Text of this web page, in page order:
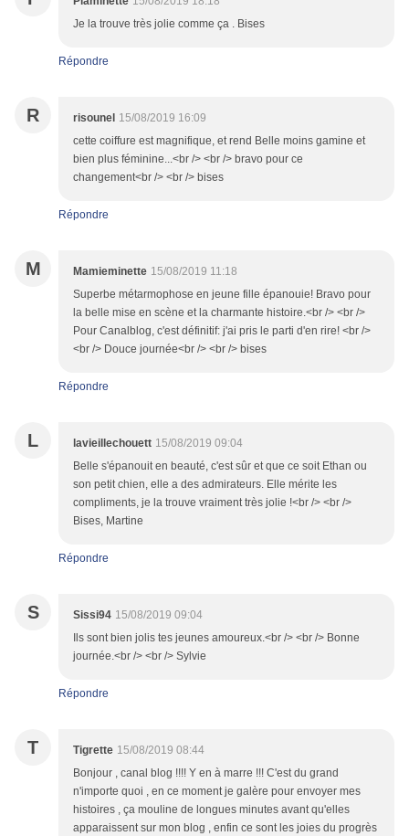
Je la trouve très jolie comme ça . Bises
Répondre
R risounel 15/08/2019 16:09
cette coiffure est magnifique, et rend Belle moins gamine et
bien plus féminine...<br /> <br /> bravo pour ce
changement<br /> <br /> bises
Répondre
M Mamieminette 15/08/2019 11:18
Superbe métarmophose en jeune fille épanouie! Bravo pour
la belle mise en scène et la charmante histoire.<br /> <br />
Pour Canalblog, c'est définitif: j'ai pris le parti d'en rire! <br />
<br /> Douce journée<br /> <br /> bises
Répondre
L lavieillechouett 15/08/2019 09:04
Belle s'épanouit en beauté, c'est sûr et que ce soit Ethan ou
son petit chien, elle a des admirateurs. Elle mérite les
compliments, je la trouve vraiment très jolie !<br /> <br />
Bises, Martine
Répondre
S Sissi94 15/08/2019 09:04
Ils sont bien jolis tes jeunes amoureux.<br /> <br /> Bonne
journée.<br /> <br /> Sylvie
Répondre
T Tigrette 15/08/2019 08:44
Bonjour , canal blog !!!! Y en à marre !!! C'est du grand
n'importe quoi , en ce moment je galère pour envoyer mes
histoires , ça mouline de longues minutes avant qu'elles
apparaissent sur mon blog , enfin ce sont les joies du progrès